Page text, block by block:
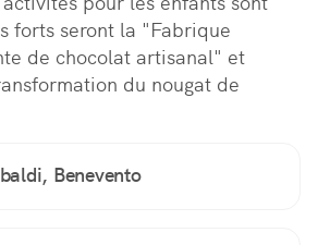
forts seront la "Fabrique
de chocolat artisanal" et
du nougat de
Benevento